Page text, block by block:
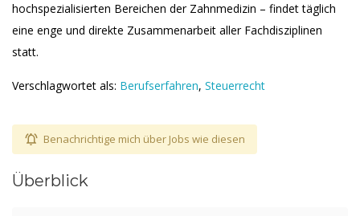
hochspezialisierten Bereichen der Zahnmedizin – findet täglich
eine enge und direkte Zusammenarbeit aller Fachdisziplinen
statt.
Verschlagwortet als: Berufserfahren, Steuerrecht
Benachrichtige mich über Jobs wie diesen
Überblick